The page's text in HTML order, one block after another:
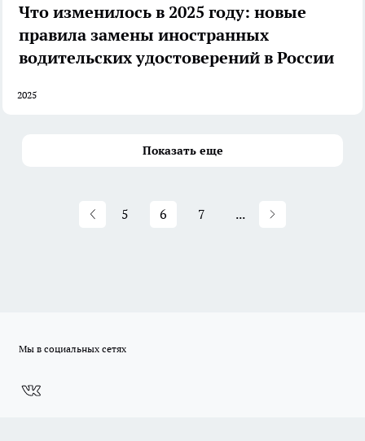
Что изменилось в 2025 году: новые
правила замены иностранных
водительских удостоверений в России
2025
Показать еще
5 6 7 ...
Мы в социальных сетях